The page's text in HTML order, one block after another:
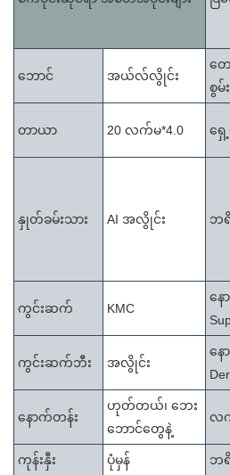
ဘောင် အယ်လ်လွိုင်း
တ
စွမ်
တာယာ 20 လက်မ*4.0 ရှ
နှုတ်ခမ်းသား AI အလွိုင်း ဘ
ကွင်းဆက် KMC
နေ
ကွင်းဆက်ဘီး အလွိုင်း
န
နောက်တန်း
ဟုတ်တယ်၊ ဘေး
ဘောင်တွေနဲ့
လ
ကုန်းနှီး ပုံမှန် ဘ